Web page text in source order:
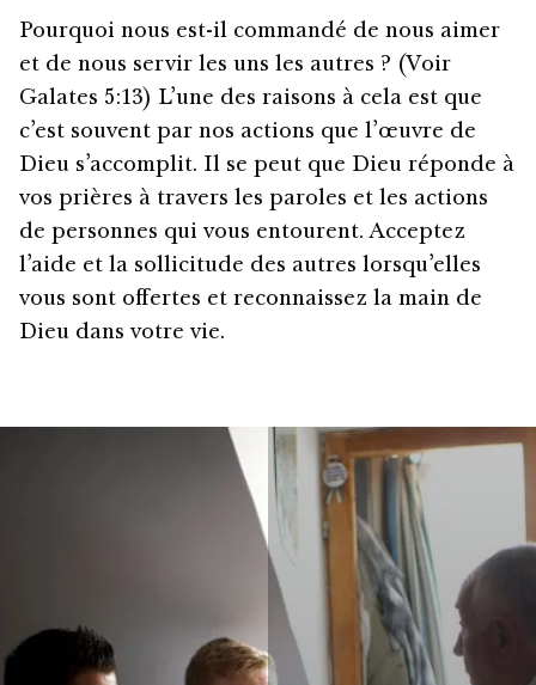
Pourquoi nous est-il commandé de nous aimer
et de nous servir les uns les autres ? (Voir
Galates 5:13) L’une des raisons à cela est que
c’est souvent par nos actions que l’œuvre de
Dieu s’accomplit. Il se peut que Dieu réponde à
vos prières à travers les paroles et les actions
de personnes qui vous entourent. Acceptez
l’aide et la sollicitude des autres lorsqu’elles
vous sont offertes et reconnaissez la main de
Dieu dans votre vie.